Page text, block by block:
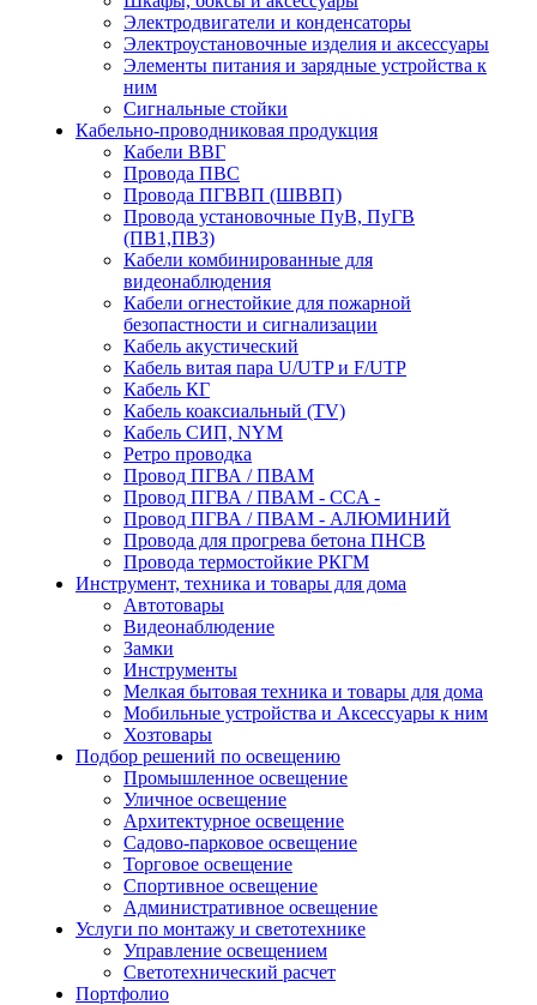
Электродвигатели и конденсаторы
Электроустановочные изделия и аксессуары
Элементы питания и зарядные устройства к
ним
Сигнальные стойки
Кабельно-проводниковая продукция
Кабели ВВГ
Провода ПВС
Провода ПГВВП (ШВВП)
Провода установочные ПуВ, ПуГВ
(ПВ1,ПВ3)
Кабели комбинированные для
видеонаблюдения
Кабели огнестойкие для пожарной
безопастности и сигнализации
Кабель акустический
Кабель витая пара U/UTP и F/UTP
Кабель КГ
Кабель коаксиальный (TV)
Кабель СИП, NYM
Ретро проводка
Провод ПГВА / ПВАМ
Провод ПГВА / ПВАМ - CCA -
Провод ПГВА / ПВАМ - АЛЮМИНИЙ
Провода для прогрева бетона ПНСВ
Провода термостойкие РКГМ
Инструмент, техника и товары для дома
Автотовары
Видеонаблюдение
Замки
Инструменты
Мелкая бытовая техника и товары для дома
Мобильные устройства и Аксессуары к ним
Хозтовары
Подбор решений по освещению
Промышленное освещение
Уличное освещение
Архитектурное освещение
Садово-парковое освещение
Торговое освещение
Спортивное освещение
Административное освещение
Услуги по монтажу и светотехнике
Управление освещением
Светотехнический расчет
Портфолио